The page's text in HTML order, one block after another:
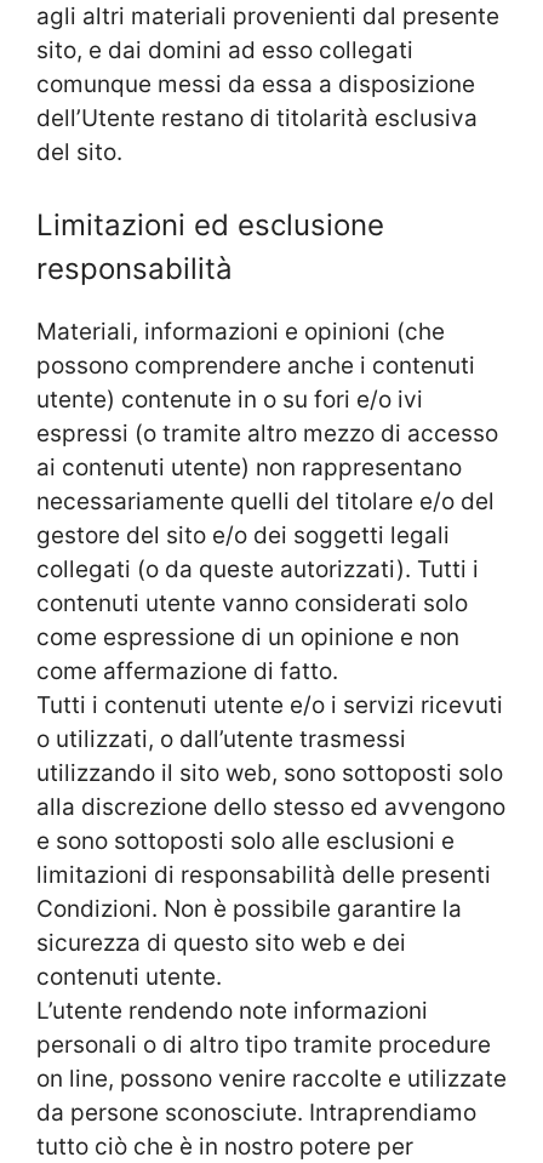
agli altri materiali provenienti dal presente
sito, e dai domini ad esso collegati
comunque messi da essa a disposizione
dell’Utente restano di titolarità esclusiva
del sito.
Limitazioni ed esclusione
responsabilità
Materiali, informazioni e opinioni (che
possono comprendere anche i contenuti
utente) contenute in o su fori e/o ivi
espressi (o tramite altro mezzo di accesso
ai contenuti utente) non rappresentano
necessariamente quelli del titolare e/o del
gestore del sito e/o dei soggetti legali
collegati (o da queste autorizzati). Tutti i
contenuti utente vanno considerati solo
come espressione di un opinione e non
come affermazione di fatto.
Tutti i contenuti utente e/o i servizi ricevuti
o utilizzati, o dall’utente trasmessi
utilizzando il sito web, sono sottoposti solo
alla discrezione dello stesso ed avvengono
e sono sottoposti solo alle esclusioni e
limitazioni di responsabilità delle presenti
Condizioni. Non è possibile garantire la
sicurezza di questo sito web e dei
contenuti utente.
L’utente rendendo note informazioni
personali o di altro tipo tramite procedure
on line, possono venire raccolte e utilizzate
da persone sconosciute. Intraprendiamo
tutto ciò che è in nostro potere per